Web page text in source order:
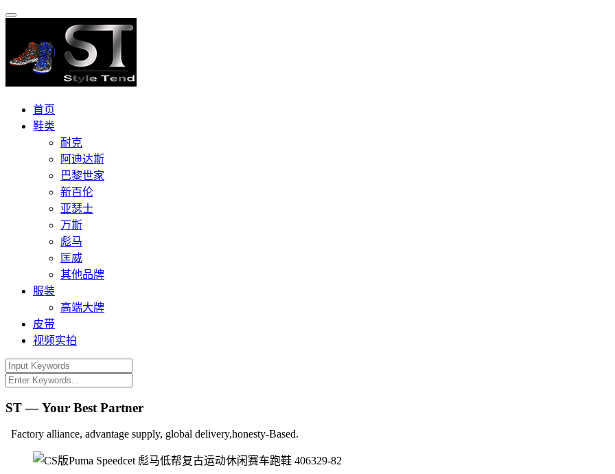
首页
鞋类
耐克
阿迪达斯
巴黎世家
新百伦
亚瑟士
万斯
彪马
匡威
其他品牌
服装
高端大牌
皮带
视频实拍
ST — Your Best Partner
Factory alliance, advantage supply, global delivery,honesty-Based.